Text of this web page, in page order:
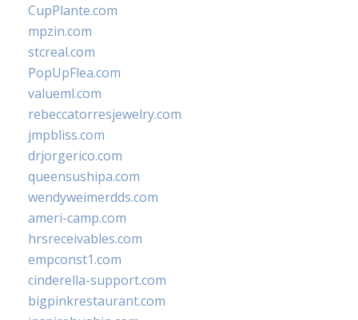
CupPlante.com
mpzin.com
stcreal.com
PopUpFlea.com
valueml.com
rebeccatorresjewelry.com
jmpbliss.com
drjorgerico.com
queensushipa.com
wendyweimerdds.com
ameri-camp.com
hrsreceivables.com
empconst1.com
cinderella-support.com
bigpinkrestaurant.com